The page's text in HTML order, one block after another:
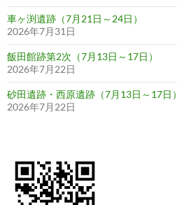
車ヶ渕遺跡（7月21日～24日）
2026年7月31日
飯田館跡第2次（7月13日～17日）
2026年7月22日
砂田遺跡・西原遺跡（7月13日～17日）
2026年7月22日